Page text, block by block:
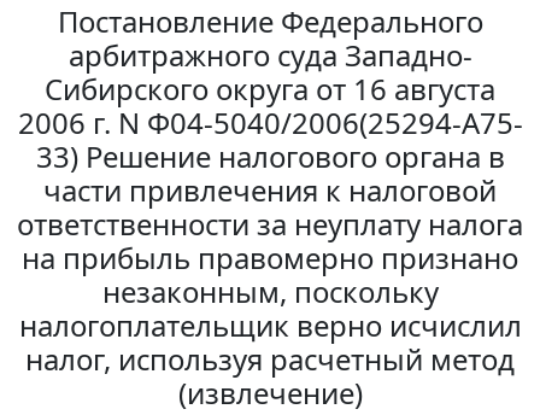
Постановление Федерального
арбитражного суда Западно-
Сибирского округа от 16 августа
2006 г. N Ф04-5040/2006(25294-А75-
33) Решение налогового органа в
части привлечения к налоговой
ответственности за неуплату налога
на прибыль правомерно признано
незаконным, поскольку
налогоплательщик верно исчислил
налог, используя расчетный метод
(извлечение)